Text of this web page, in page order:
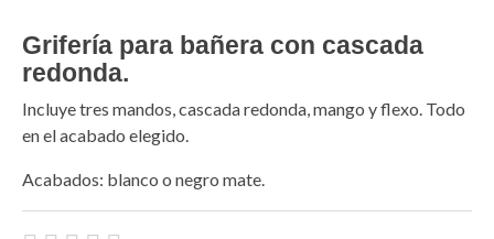
Grifería para bañera con cascada
redonda.
Incluye tres mandos, cascada redonda, mango y flexo. Todo
en el acabado elegido.
Acabados: blanco o negro mate.